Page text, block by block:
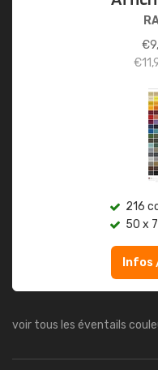
€
€
216
50 x
Infos
voir tous les éventails